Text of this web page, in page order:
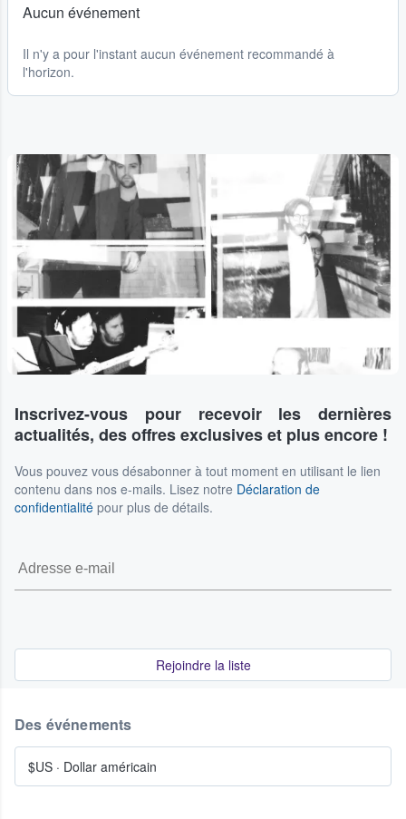
Aucun événement
Il n'y a pour l'instant aucun événement recommandé à
l'horizon.
...
Inscrivez-vous pour recevoir les dernières
actualités, des offres exclusives et plus encore !
Vous pouvez vous désabonner à tout moment en utilisant le lien
contenu dans nos e-mails. Lisez notre Déclaration de
confidentialité pour plus de détails.
Rejoindre la liste
Des événements
$US · Dollar américain